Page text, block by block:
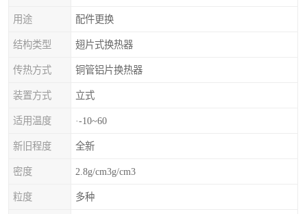
用途 配件更换
结构类型 翅片式换热器
传热方式 铜管铝片换热器
装置方式 立式
适用温度 ·-10~60
新旧程度 全新
密度 2.8g/cm3g/cm3
粒度 多种